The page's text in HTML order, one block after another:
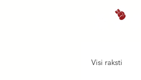
Visi raksti